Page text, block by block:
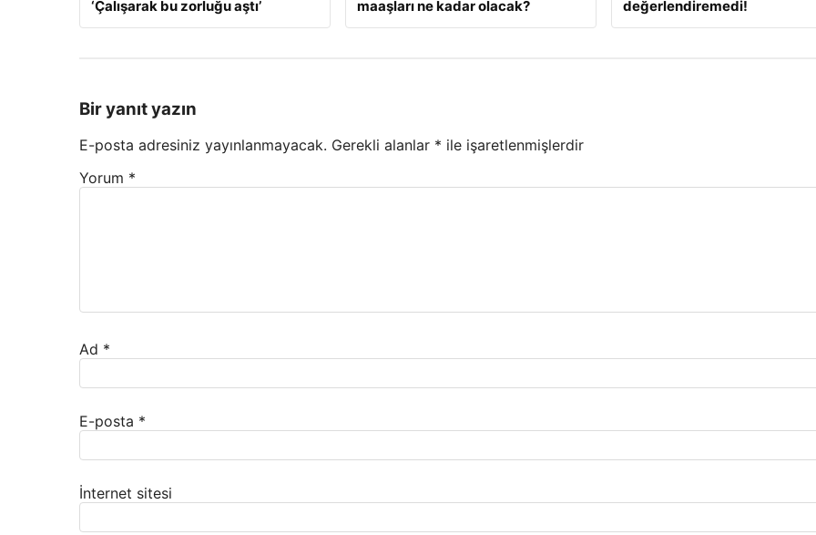
‘Çalışarak bu zorluğu aştı’
maaşları ne kadar olacak?
değerlendiremedi!
Bir yanıt yazın
E-posta adresiniz yayınlanmayacak. Gerekli alanlar * ile işaretlenmişlerdir
Yorum *
Ad *
E-posta *
İnternet sitesi